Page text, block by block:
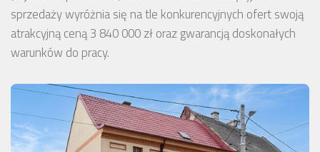
sprzedaży wyróżnia się na tle konkurencyjnych ofert swoją
atrakcyjną ceną 3 840 000 zł oraz gwarancją doskonałych
warunków do pracy.